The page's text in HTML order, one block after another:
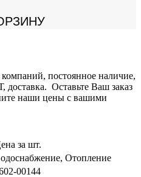
постоянное наличие,
доставка. Оставьте Ваш заказ
наши цены с вашими
за шт.
Отопление
00144